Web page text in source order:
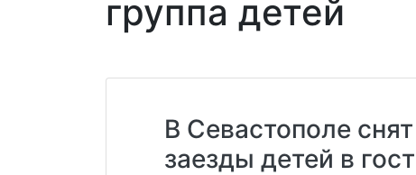
группа детей
В Севастополе
заезды детей в